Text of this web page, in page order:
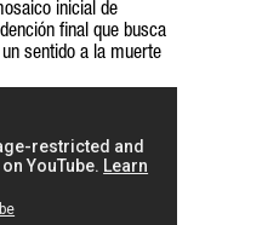
inicial de
final que busca
sentido a la muerte